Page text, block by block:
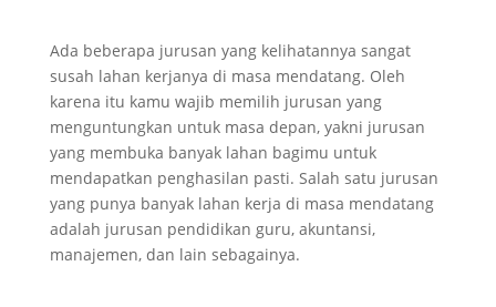
Ada beberapa jurusan yang kelihatannya sangat
susah lahan kerjanya di masa mendatang. Oleh
karena itu kamu wajib memilih jurusan yang
menguntungkan untuk masa depan, yakni jurusan
yang membuka banyak lahan bagimu untuk
mendapatkan penghasilan pasti. Salah satu jurusan
yang punya banyak lahan kerja di masa mendatang
adalah jurusan pendidikan guru, akuntansi,
manajemen, dan lain sebagainya.